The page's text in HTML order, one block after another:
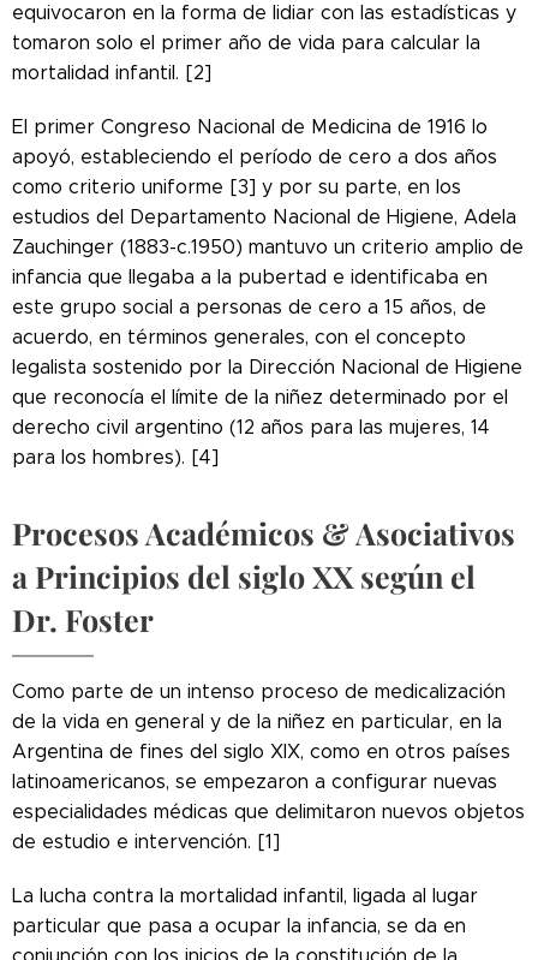
equivocaron en la forma de lidiar con las estadísticas y
tomaron solo el primer año de vida para calcular la
mortalidad infantil. [2]
El primer Congreso Nacional de Medicina de 1916 lo
apoyó, estableciendo el período de cero a dos años
como criterio uniforme [3] y por su parte, en los
estudios del Departamento Nacional de Higiene, Adela
Zauchinger (1883-c.1950) mantuvo un criterio amplio de
infancia que llegaba a la pubertad e identificaba en
este grupo social a personas de cero a 15 años, de
acuerdo, en términos generales, con el concepto
legalista sostenido por la Dirección Nacional de Higiene
que reconocía el límite de la niñez determinado por el
derecho civil argentino (12 años para las mujeres, 14
para los hombres). [4]
Procesos Académicos & Asociativos
a Principios del siglo XX según el
Dr. Foster
Como parte de un intenso proceso de medicalización
de la vida en general y de la niñez en particular, en la
Argentina de fines del siglo XIX, como en otros países
latinoamericanos, se empezaron a configurar nuevas
especialidades médicas que delimitaron nuevos objetos
de estudio e intervención. [1]
La lucha contra la mortalidad infantil, ligada al lugar
particular que pasa a ocupar la infancia, se da en